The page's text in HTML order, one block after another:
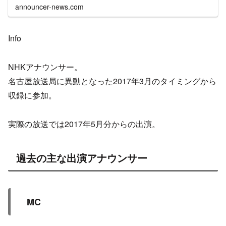
announcer-news.com
Info
NHKアナウンサー。
名古屋放送局に異動となった2017年3月のタイミングから
収録に参加。
実際の放送では2017年5月分からの出演。
過去の主な出演アナウンサー
MC